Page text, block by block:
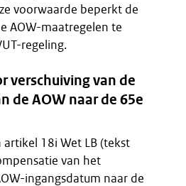
voorwaarde beperkt de
AOW-maatregelen te
regeling.
verschuiving van de
de AOW naar de 65e
18i Wet LB (tekst
van het
ingangsdatum naar de